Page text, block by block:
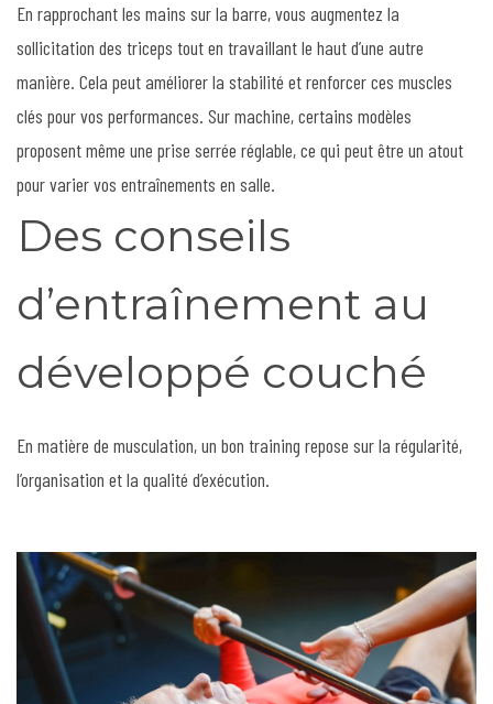
En rapprochant les mains sur la barre, vous augmentez la
sollicitation des triceps tout en travaillant le haut d’une autre
manière. Cela peut améliorer la stabilité et renforcer ces muscles
clés pour vos performances. Sur machine, certains modèles
proposent même une prise serrée réglable, ce qui peut être un atout
pour varier vos entraînements en salle.
Des conseils
d’entraînement au
développé couché
En matière de musculation, un bon training repose sur la régularité,
l’organisation et la qualité d’exécution.